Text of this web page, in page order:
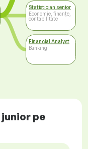
Statistician senior
Economie, finanțe,
contabilitate
Financial Analyst
Banking
pe